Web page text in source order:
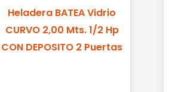
Heladera BATEA Vidrio
CURVO 2,00 Mts. 1/2 Hp
CON DEPOSITO 2 Puertas